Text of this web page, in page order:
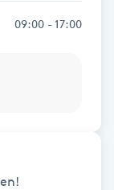
09:00 - 17:00